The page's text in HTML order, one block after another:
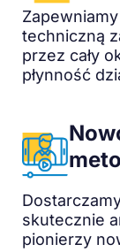
techniczną
przez cały
płynność
skutecznie
pionierzy